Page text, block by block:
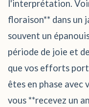
l'interprétation.
floraison** dans un
souvent un
période de joie et
que vos efforts
êtes en phase avec
vous **recevez un